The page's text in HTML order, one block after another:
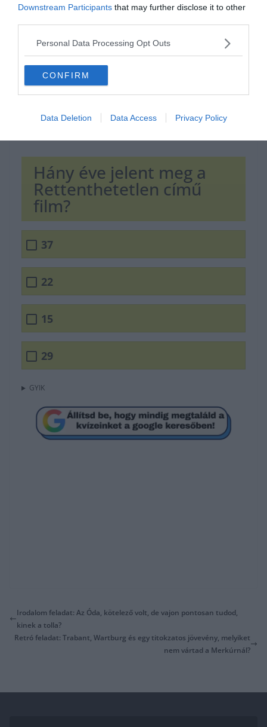
Downstream Participants that may further disclose it to other
Personal Data Processing Opt Outs
CONFIRM
Data Deletion Data Access Privacy Policy
Hány éve jelent meg a
Rettenthetetlen című
film?
37
22
15
29
GYIK
Irodalom feladat: Az Óda, kötelező volt, de vajon pontosan tudod,
kinek a tolla?
Retró feladat: Trabant, Wartburg és egy titokzatos jövevény, melyiket
nem vártad a Merkúrnál?